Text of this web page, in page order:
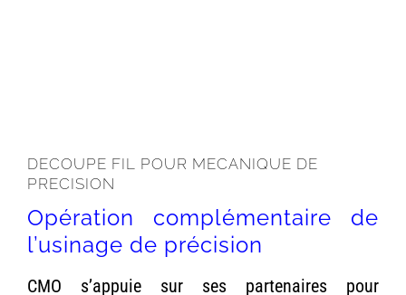
DECOUPE FIL POUR MECANIQUE DE
PRECISION
Opération complémentaire de
l’usinage de précision
CMO s’appuie sur ses partenaires pour